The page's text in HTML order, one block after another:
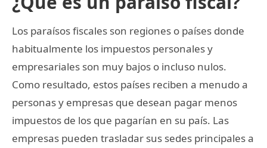
Los paraísos fiscales son regiones o países donde
habitualmente los impuestos personales y
empresariales son muy bajos o incluso nulos.
Como resultado, estos países reciben a menudo a
personas y empresas que desean pagar menos
impuestos de los que pagarían en su país. Las
empresas pueden trasladar sus sedes principales a